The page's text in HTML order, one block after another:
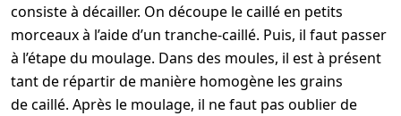
consiste à décailler. On découpe le caillé en petits
morceaux à l’aide d’un tranche-caillé. Puis, il faut passer
à l’étape du moulage. Dans des moules, il est à présent
tant de répartir de manière homogène les grains
de caillé. Après le moulage, il ne faut pas oublier de